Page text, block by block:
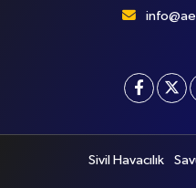
Sivil Havacılık